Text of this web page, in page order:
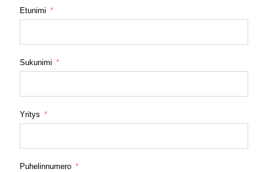
Etunimi
Sukunimi
Yritys
Puhelinnumero